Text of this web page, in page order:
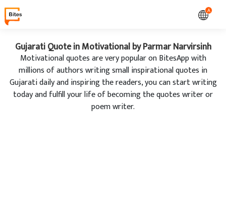
A
Gujarati Quote in Motivational by Parmar Narvirsinh
Motivational quotes are very popular on BitesApp with
millions of authors writing small inspirational quotes in
Gujarati daily and inspiring the readers, you can start writing
today and fulfill your life of becoming the quotes writer or
poem writer.